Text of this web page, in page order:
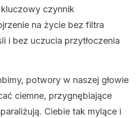
czynnik
na życie bez filtra
i bez uczucia przytłoczenia
potwory w naszej głowie
ciemne, przygnębiające
Ciebie tak mylące i